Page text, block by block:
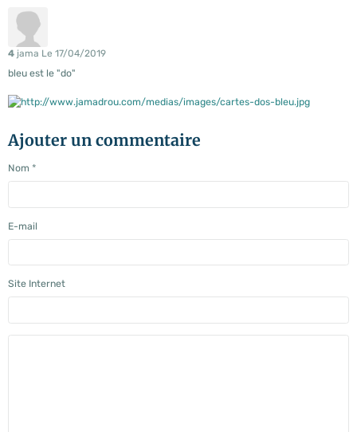
4 jama Le 17/04/2019
bleu est le "do"
Ajouter un commentaire
Nom
E-mail
Site Internet